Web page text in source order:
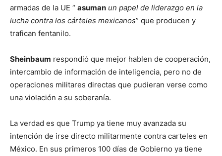
armadas de la UE “ asuman un papel de liderazgo en la
lucha contra los cárteles mexicanos” que producen y
trafican fentanilo.
Sheinbaum respondió que mejor hablen de cooperación,
intercambio de información de inteligencia, pero no de
operaciones militares directas que pudieran verse como
una violación a su soberanía.
La verdad es que Trump ya tiene muy avanzada su
intención de irse directo militarmente contra carteles en
México. En sus primeros 100 días de Gobierno ya tiene